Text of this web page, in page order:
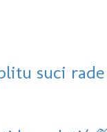
suci rade